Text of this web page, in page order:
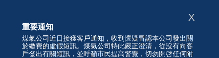
重要通知
煤氣公司近日接獲客戶通知，收到懷疑冒認本公司發出關
於繳費的虛假短訊。煤氣公司特此嚴正澄清，從沒有向客
戶發出有關短訊，並呼籲市民提高警覺，切勿開啓任何附
X